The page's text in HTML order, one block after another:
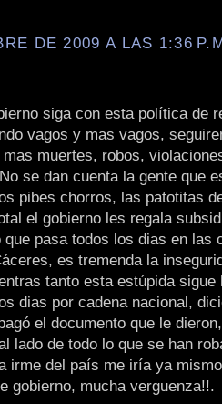
DE 2009 A LAS 1:36
siga con esta política de
vagos y mas vagos,
muertes, robos,
se dan cuenta la gente que
pibes chorros, las patotitas
el gobierno les regala
pasa todos los dias en las
es tremenda la
tanto esta estúpida sigue
dias por cadena nacional,
el documento que le
lado de todo lo que se han
irme del país me iría ya
gobierno, mucha verguenza!!.